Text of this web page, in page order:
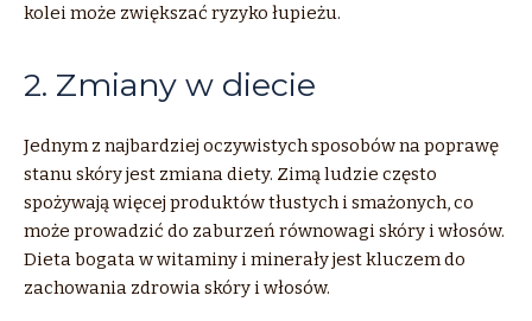
kolei może zwiększać ryzyko łupieżu.
2. Zmiany w diecie
Jednym z najbardziej oczywistych sposobów na poprawę
stanu skóry jest zmiana diety. Zimą ludzie często
spożywają więcej produktów tłustych i smażonych, co
może prowadzić do zaburzeń równowagi skóry i włosów.
Dieta bogata w witaminy i minerały jest kluczem do
zachowania zdrowia skóry i włosów.